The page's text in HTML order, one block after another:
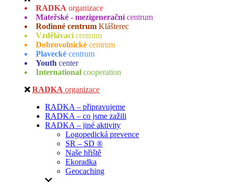
RADKA organizace
Mateřské - mezigenerační centrum
Rodinné centrum Klášterec
Vzdělávací centrum
Dobrovolnické centrum
Plavecké centrum
Youth center
International cooperation
RADKA organizace
RADKA – připravujeme
RADKA – co jsme zažili
RADKA – jiné aktivity
Logopedická prevence
SR – SD ®
Naše hřiště
Ekoradka
Geocaching